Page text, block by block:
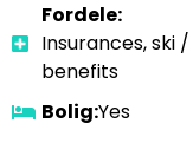
Fordele:
Insurances, ski
benefits
Bolig:Yes